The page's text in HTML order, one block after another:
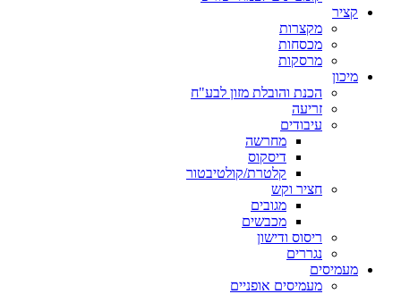
קציר
מקצרות
מכסחות
מרסקות
מיכון
הכנת והובלת מזון לבע"ח
זריעה
עיבודים
מחרשה
דיסקוס
קלטרת/קולטיבטור
חציר וקש
מגובים
מכבשים
ריסוס ודישון
נגררים
מעמיסים
מעמיסים אופניים